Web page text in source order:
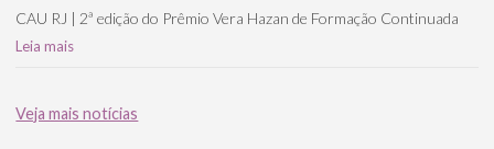
CAU RJ | 2ª edição do Prêmio Vera Hazan de Formação Continuada
Leia mais
Veja mais notícias